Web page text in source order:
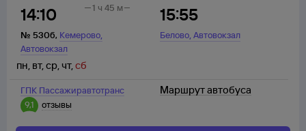
14:10
№ 530б, Кемерово,
Автовокзал
15:55
Белово,Автовокзал
1 ч 45 м
ГПК Пассажиравтотранс
9,1
отзывы
пн, вт,ср, чт,сб
Маршрут автобуса